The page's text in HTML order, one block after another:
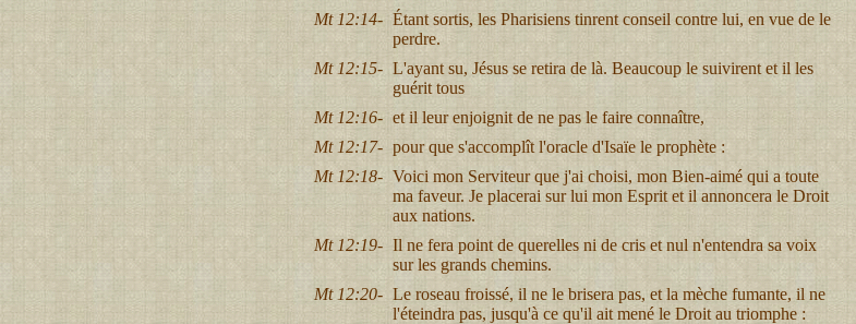
Mt 12:14- Étant sortis, les Pharisiens tinrent conseil contre lui, en vue de le
perdre.
Mt 12:15- L'ayant su, Jésus se retira de là. Beaucoup le suivirent et il les
guérit tous
Mt 12:16- et il leur enjoignit de ne pas le faire connaître,
Mt 12:17- pour que s'accomplît l'oracle d'Isaïe le prophète :
Mt 12:18- Voici mon Serviteur que j'ai choisi, mon Bien-aimé qui a toute
ma faveur. Je placerai sur lui mon Esprit et il annoncera le Droit
aux nations.
Mt 12:19- Il ne fera point de querelles ni de cris et nul n'entendra sa voix
sur les grands chemins.
Mt 12:20- Le roseau froissé, il ne le brisera pas, et la mèche fumante, il ne
l'éteindra pas, jusqu'à ce qu'il ait mené le Droit au triomphe :